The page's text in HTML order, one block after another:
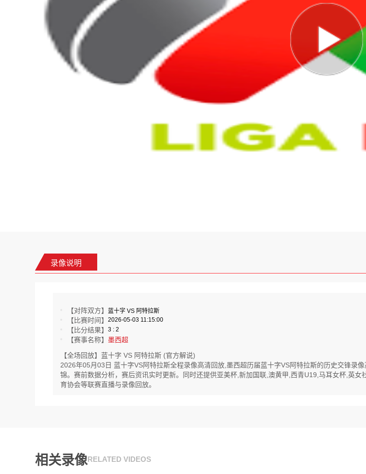
录像说明
【对阵双方】 蓝十字 VS 阿特拉斯
【比赛时间】 2026-05-03 11:15:00
【比分结果】 3 : 2
【赛事名称】 墨西超
【全场回放】蓝十字 VS 阿特拉斯 (官方解说)
2026年05月03日 蓝十字VS阿特拉斯全程录像高清回放,墨西超历届蓝十字VS阿特拉斯的历史交锋录
锦。赛前数据分析，赛后资讯实时更新。同时还提供亚美杯,新加国联,澳黄甲,西青U19,马耳女杯,英
育协会等联赛直播与录像回放。
相关录像RELATED VIDEOS